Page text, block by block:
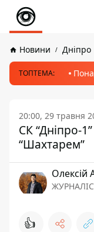
Новини Дніпро
ТОПТЕМА:
20:00, 29 травня
СК “Дніпро-
“Шахтарем”
Олексій
👍